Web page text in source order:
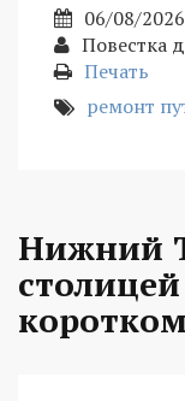
06/08/
Повестка
Печать
ремонт
Нижний
столицей